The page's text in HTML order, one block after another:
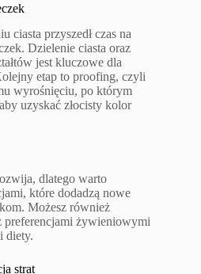
ciasta przyszedł czas na
Dzielenie ciasta oraz
jest kluczowe dla
etap to proofing, czyli
wyrośnięciu, po którym
uzyskać złocisty kolor
dlatego warto
które dodadzą nowe
Możesz również
preferencjami żywieniowymi
diety.
strat